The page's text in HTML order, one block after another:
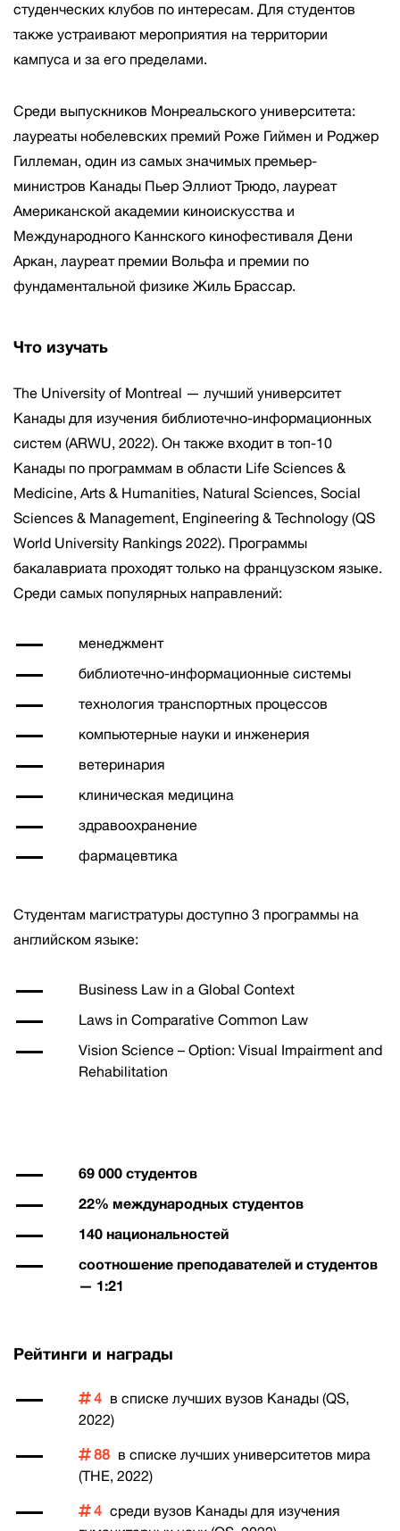
студенческих клубов по интересам. Для студентов
также устраивают мероприятия на территории
кампуса и за его пределами.
Среди выпускников Монреальского университета:
лауреаты нобелевских премий Роже Гиймен и Роджер
Гиллеман, один из самых значимых премьер-
министров Канады Пьер Эллиот Трюдо, лауреат
Американской академии киноискусства и
Международного Каннского кинофестиваля Дени
Аркан, лауреат премии Вольфа и премии по
фундаментальной физике Жиль Брассар.
Что изучать
The University of Montreal — лучший университет
Канады для изучения библиотечно-информационных
систем (ARWU, 2022). Он также входит в топ-10
Канады по программам в области Life Sciences &
Medicine, Arts & Humanities, Natural Sciences, Social
Sciences & Management, Engineering & Technology (QS
World University Rankings 2022). Программы
бакалавриата проходят только на французском языке.
Среди самых популярных направлений:
менеджмент
библиотечно-информационные системы
технология транспортных процессов
компьютерные науки и инженерия
ветеринария
клиническая медицина
здравоохранение
фармацевтика
Студентам магистратуры доступно 3 программы на
английском языке:
Business Law in a Global Context
Laws in Comparative Common Law
Vision Science – Option: Visual Impairment and
Rehabilitation
69 000 студентов
22% международных студентов
140 национальностей
соотношение преподавателей и студентов
— 1:21
Рейтинги и награды
4 в списке лучших вузов Канады (QS,
2022)
88 в списке лучших университетов мира
(THE, 2022)
4 среди вузов Канады для изучения